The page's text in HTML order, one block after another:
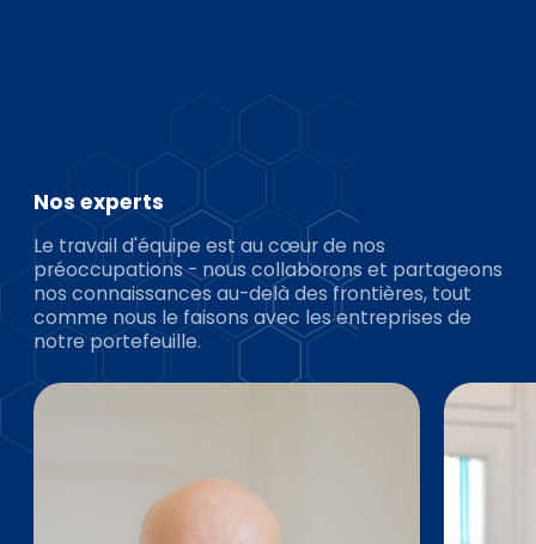
Nos experts
Le travail d'équipe est au cœur de nos
préoccupations - nous collaborons et partageons
nos connaissances au-delà des frontières, tout
comme nous le faisons avec les entreprises de
notre portefeuille.